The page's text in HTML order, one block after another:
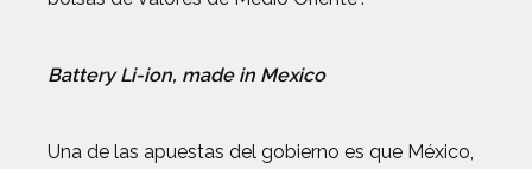
Battery Li-ion, made in Mexico
Una de las apuestas del gobierno es que México,